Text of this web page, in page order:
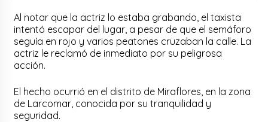
Al notar que la actriz lo estaba grabando, el taxista
intentó escapar del lugar, a pesar de que el semáforo
seguía en rojo y varios peatones cruzaban la calle. La
actriz le reclamó de inmediato por su peligrosa
acción.
El hecho ocurrió en el distrito de Miraflores, en la zona
de Larcomar, conocida por su tranquilidad y
seguridad.